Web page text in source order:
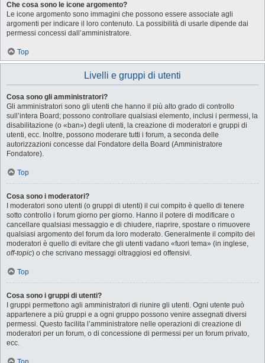
Che cosa sono le icone argomento?
Le icone argomento sono immagini che possono essere associate agli
argomenti per indicare il loro contenuto. La possibilità di usarle dipende dai
permessi concessi dall’amministratore.
Top
Livelli e gruppi di utenti
Cosa sono gli amministratori?
Gli amministratori sono gli utenti che hanno il più alto grado di controllo
sull’intera Board; possono controllare qualsiasi elemento, inclusi i permessi, la
disabilitazione (o «ban») degli utenti, la creazione di moderatori e gruppi di
utenti, ecc. Inoltre, possono moderare tutti i forum, a seconda delle
autorizzazioni concesse dal Fondatore della Board (Amministratore
Fondatore).
Top
Cosa sono i moderatori?
I moderatori sono utenti (o gruppi di utenti) il cui compito è quello di tenere
sotto controllo i forum giorno per giorno. Hanno il potere di modificare o
cancellare qualsiasi messaggio e di chiudere, riaprire, spostare o rimuovere
qualsiasi argomento del forum da loro moderato. Generalmente il compito dei
moderatori è quello di evitare che gli utenti vadano «fuori tema» (in inglese,
off-topic) o che scrivano messaggi oltraggiosi ed offensivi.
Top
Cosa sono i gruppi di utenti?
I gruppi permettono agli amministratori di riunire gli utenti. Ogni utente può
appartenere a più gruppi e a ogni gruppo possono venire assegnati diversi
permessi. Questo facilita l’amministratore nelle operazioni di creazione di
moderatori per un forum, o di concessione di permessi per un forum privato,
ecc.